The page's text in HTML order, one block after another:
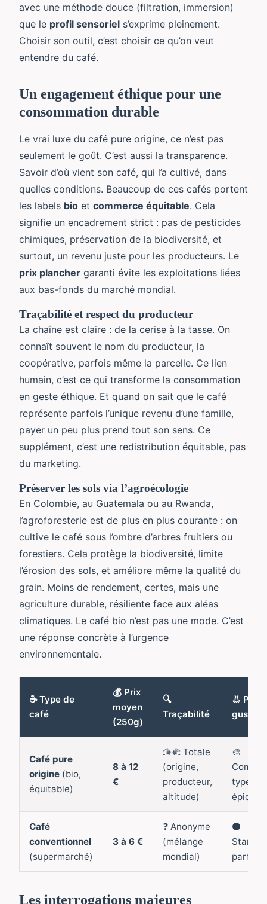
avec une méthode douce (filtration, immersion)
que le profil sensoriel s’exprime pleinement.
Choisir son outil, c’est choisir ce qu’on veut
entendre du café.
Un engagement éthique pour une
consommation durable
Le vrai luxe du café pure origine, ce n’est pas
seulement le goût. C’est aussi la transparence.
Savoir d’où vient son café, qui l’a cultivé, dans
quelles conditions. Beaucoup de ces cafés portent
les labels bio et commerce équitable. Cela
signifie un encadrement strict : pas de pesticides
chimiques, préservation de la biodiversité, et
surtout, un revenu juste pour les producteurs. Le
prix plancher garanti évite les exploitations liées
aux bas-fonds du marché mondial.
Traçabilité et respect du producteur
La chaîne est claire : de la cerise à la tasse. On
connaît souvent le nom du producteur, la
coopérative, parfois même la parcelle. Ce lien
humain, c’est ce qui transforme la consommation
en geste éthique. Et quand on sait que le café
représente parfois l’unique revenu d’une famille,
payer un peu plus prend tout son sens. Ce
supplément, c’est une redistribution équitable, pas
du marketing.
Préserver les sols via l’agroécologie
En Colombie, au Guatemala ou au Rwanda,
l’agroforesterie est de plus en plus courante : on
cultive le café sous l’ombre d’arbres fruitiers ou
forestiers. Cela protège la biodiversité, limite
l’érosion des sols, et améliore même la qualité du
grain. Moins de rendement, certes, mais une
agriculture durable, résiliente face aux aléas
climatiques. Le café bio n’est pas une mode. C’est
une réponse concrète à l’urgence
environnementale.
☕ Type de
café
💰 Prix
moyen
(250g)
🔍
Traçabilité
👃 Profil
gustatif
Café pure
origine (bio,
équitable)
8 à 12
€
🫱🫲 Totale
(origine,
producteur,
altitude)
🎨
typé
épicé,
Café
conventionnel
(supermarché)
3 à 6 €
❓ Anonyme
(mélange
mondial)
⚫
parfois
Les interrogations majeures